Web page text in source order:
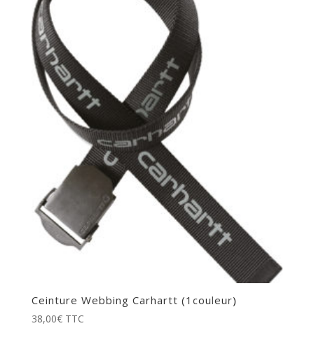
Ceinture Webbing Carhartt (1couleur)
38,00€ TTC